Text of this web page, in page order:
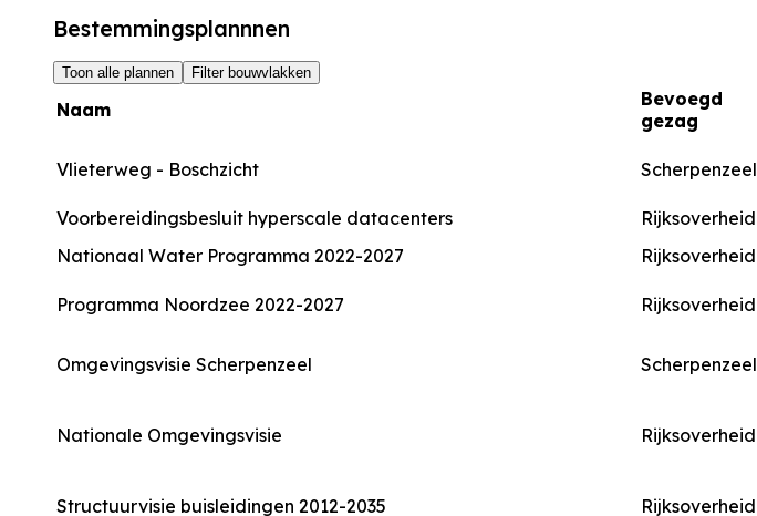
Bestemmingsplannnen
Toon alle plannen Filter bouwvlakken
Naam
Bevoegd
gezag
Vlieterweg - Boschzicht Scherpenzeel
Voorbereidingsbesluit hyperscale datacenters
Rijksoverheid
Nationaal Water Programma 2022-2027
Rijksoverheid
Programma Noordzee 2022-2027 Rijksoverheid
Omgevingsvisie Scherpenzeel Scherpenzeel
Nationale Omgevingsvisie Rijksoverheid
Structuurvisie buisleidingen 2012-2035 Rijksoverheid